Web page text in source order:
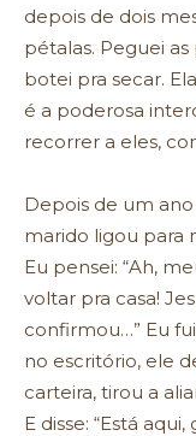
depois de dois
pétalas. Peguei
botei pra secar.
é a poderosa
recorrer a eles,
Depois de um
marido ligou para
Eu pensei: “Ah,
voltar pra casa!
confirmou…” Eu
no escritório, ele
carteira, tirou a
E disse: “Está